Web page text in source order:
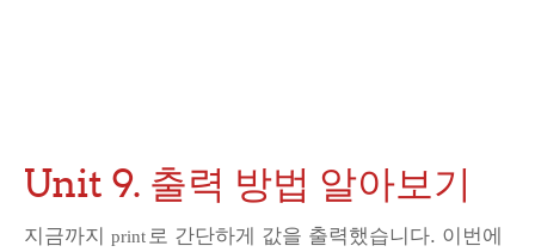
Unit 9. 출력 방법 알아보기
지금까지 print로 간단하게 값을 출력했습니다. 이번에